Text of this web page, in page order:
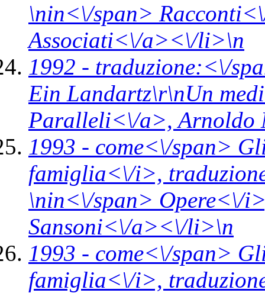
\nin<\/span>
Associati<\/a><\/li>\n
1992 - traduzione:<\/
Ein Landartz\r\nUn
Paralleli<\/a>,Arnoldo
1993 - come<\/span>
famiglia<\/i>,
\nin<\/span> Opere<\/
Sansoni<\/a><\/li>\n
1993 - come<\/span>
famiglia<\/i>,